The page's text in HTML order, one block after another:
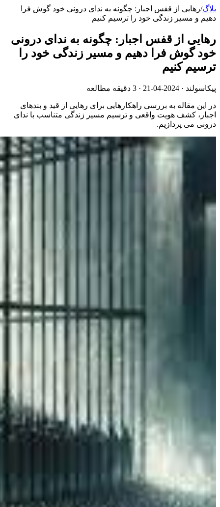
بلاگ/رهایی از قفس اجبار: چگونه به ندای درونی خود گوش فرا
دهیم و مسیر زندگی خود را ترسیم کنیم
رهایی از قفس اجبار: چگونه به ندای درونی
خود گوش فرا دهیم و مسیر زندگی خود را
ترسیم کنیم
پیکاسولند · 2024-04-21 · 3 دقیقه مطالعه
در این مقاله به بررسی راهکارهایی برای رهایی از قید و بندهای
اجبار، کشف هویت واقعی و ترسیم مسیر زندگی متناسب با ندای
درونی می پردازیم.